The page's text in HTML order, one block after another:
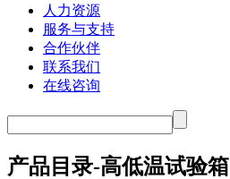
人力资源
服务与支持
合作伙伴
联系我们
在线咨询
产品目录-高低温试验箱